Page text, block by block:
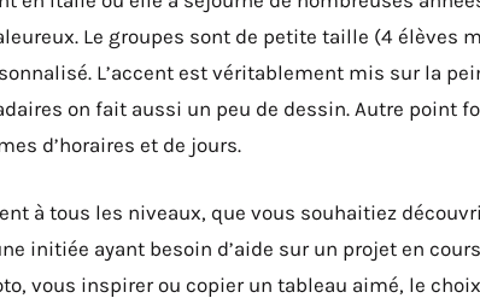
Le groupes sont de petite taille (4 élèves
L’accent est véritablement mis sur la
on fait aussi un peu de dessin. Autre point
d’horaires et de jours.
à tous les niveaux, que vous souhaitiez
initiée ayant besoin d’aide sur un projet en
vous inspirer ou copier un tableau aimé, le